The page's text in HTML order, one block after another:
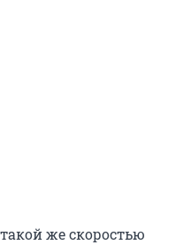
же скоростью